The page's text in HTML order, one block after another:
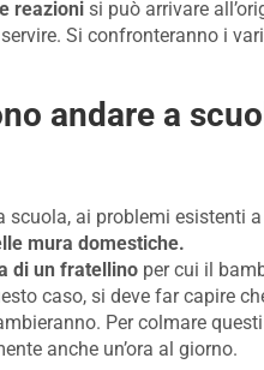
reazioni si può arrivare
Si confronteranno i
andare a
ai problemi esistenti
mura domestiche.
di un fratellino per cui il
caso, si deve far capire
Per colmare
anche un’ora al giorno.